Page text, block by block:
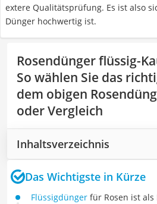
extere Qualitätsprüfung. Es ist also
Dünger hochwertig ist.
Rosendünger flüssig-
So wählen Sie das
dem obigen
oder Vergleich
Inhaltsverzeichnis
Das Wichtigste in Kürze
Flüssigdünger für Rosen ist